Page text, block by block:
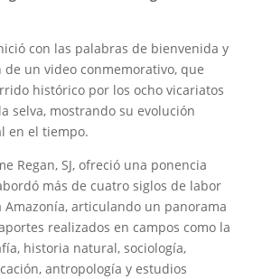
con las palabras de bienvenida y
de un video conmemorativo, que
histórico por los ocho vicariatos
selva, mostrando su evolución
en el tiempo.
Regan, SJ, ofreció una ponencia
más de cuatro siglos de labor
Amazonía, articulando un panorama
realizados en campos como la
historia natural, sociología,
antropología y estudios